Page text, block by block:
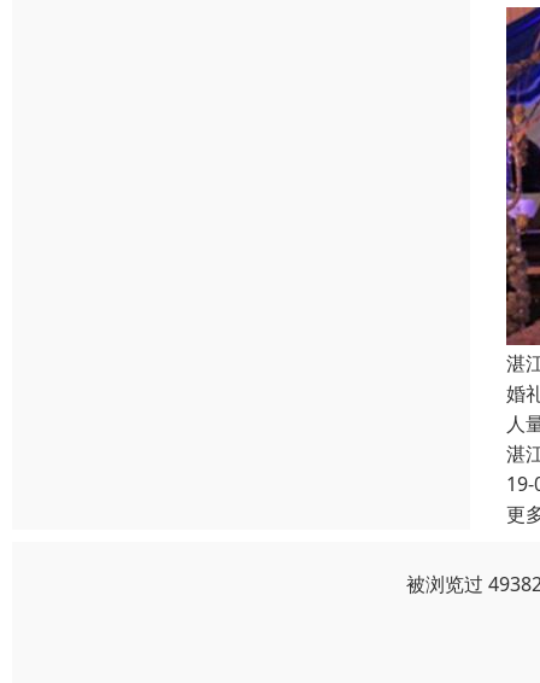
湛
婚
人
湛
19-
更
被浏览过